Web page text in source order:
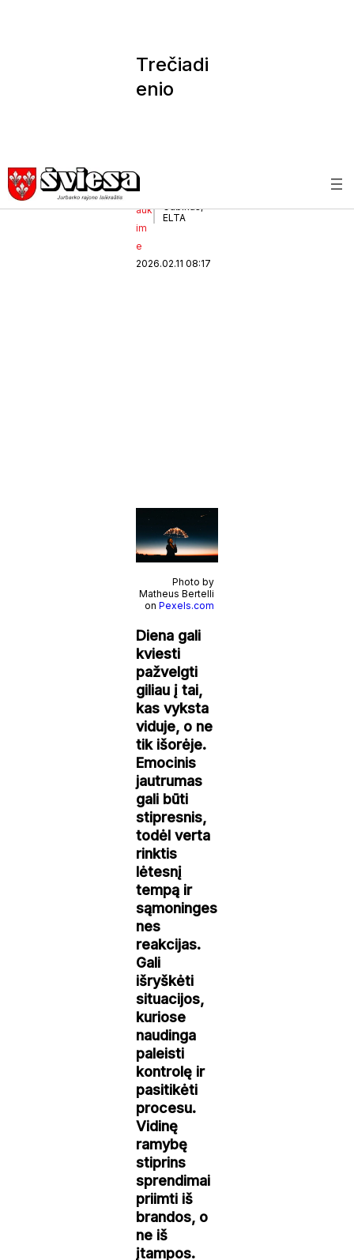
Trečiadi
enio
Be
ndr
auk
im
e
Gubinas,
ELTA
2026.02.11 08:17
Photo by
Matheus Bertelli
on Pexels.com
Diena gali
kviesti
pažvelgti
giliau į tai,
kas vyksta
viduje, o ne
tik išorėje.
Emocinis
jautrumas
gali būti
stipresnis,
todėl verta
rinktis
lėtesnį
tempą ir
sąmoninges
nes
reakcijas.
Gali
išryškėti
situacijos,
kuriose
naudinga
paleisti
kontrolę ir
pasitikėti
procesu.
Vidinę
ramybę
stiprins
sprendimai
priimti iš
brandos, o
ne iš
įtampos.